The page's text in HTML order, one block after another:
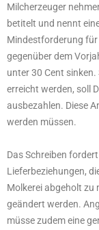
Milcherzeuger
betitelt und nennt
Mindestforderung für
gegenüber dem
unter 30 Cent
erreicht werden, soll
ausbezahlen. Diese
werden müssen.
Das Schreiben
Lieferbeziehungen,
Molkerei abgeholt zu
geändert werden.
müsse zudem eine